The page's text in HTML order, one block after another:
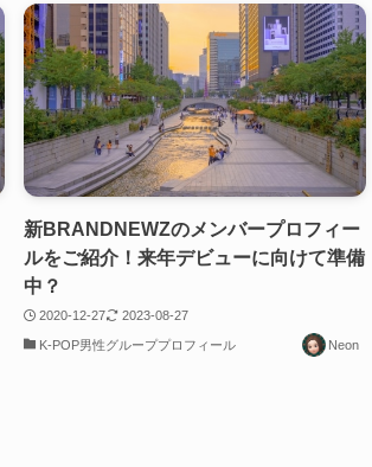
新BRANDNEWZのメンバープロフィー
ルをご紹介！来年デビューに向けて準備
中？
2020-12-27 2023-08-27
K-POP男性グループプロフィール Neon